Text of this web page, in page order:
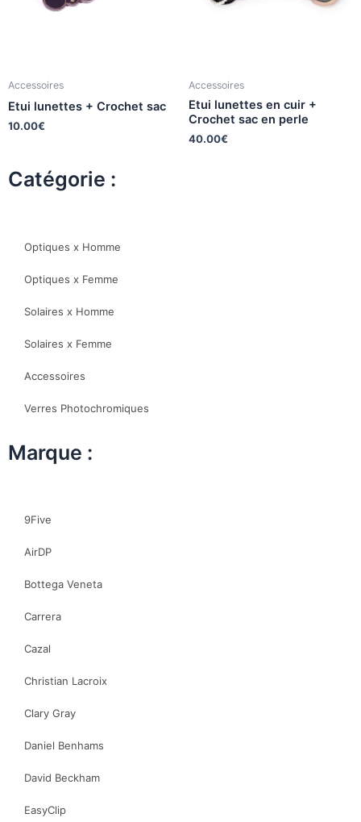
Accessoires
Etui lunettes + Crochet sac
10.00€
Accessoires
Etui lunettes en cuir +
Crochet sac en perle
40.00€
Catégorie :
Optiques x Homme
Optiques x Femme
Solaires x Homme
Solaires x Femme
Accessoires
Verres Photochromiques
Marque :
9Five
AirDP
Bottega Veneta
Carrera
Cazal
Christian Lacroix
Clary Gray
Daniel Benhams
David Beckham
EasyClip